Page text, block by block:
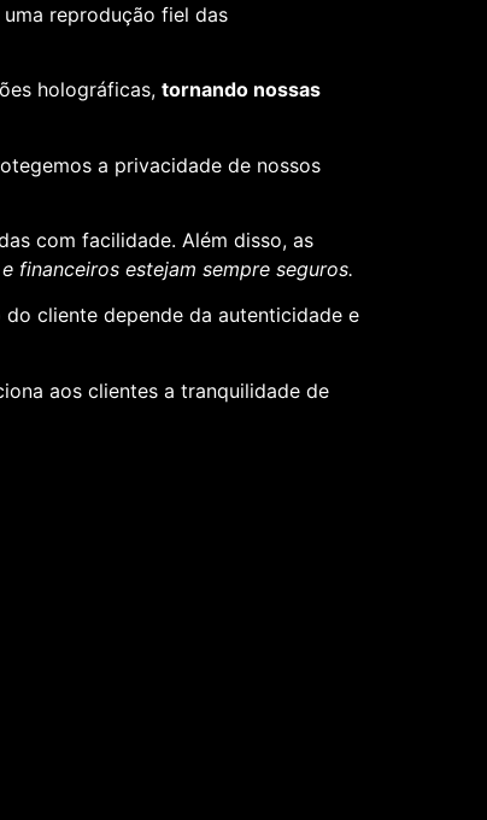
reprodução fiel das
holográficas, tornando nossas
a privacidade de nossos
com facilidade. Além disso, as
financeiros estejam sempre seguros.
cliente depende da autenticidade e
aos clientes a tranquilidade de